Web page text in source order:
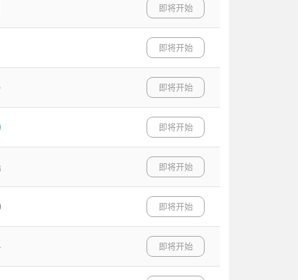
即将开始
即将开始
即将开始
即将开始
即将开始
即将开始
即将开始